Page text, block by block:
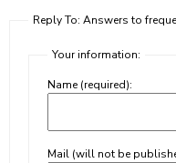
Reply To: Answers to
Your information:
Name (required):
Mail (will not be